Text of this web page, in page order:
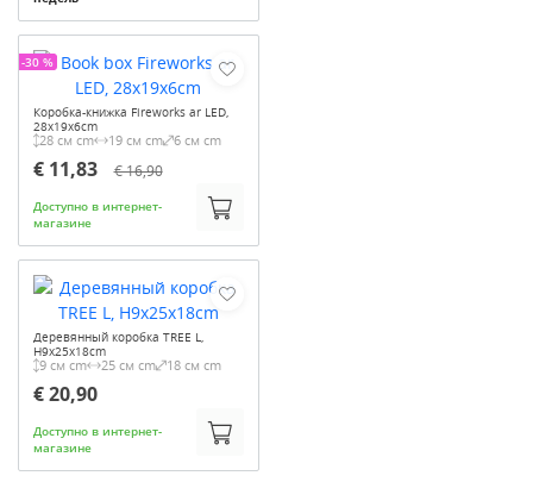
Коробка-книжка Fireworks ar LED,
28x19x6cm
28 см cm 19 см cm 6 см cm
€ 11,83 € 16,90
Доступно в интернет-
магазине
-30 %
Деревянный коробка TREE L,
H9x25x18cm
9 см cm 25 см cm 18 см cm
€ 20,90
Доступно в интернет-
магазине